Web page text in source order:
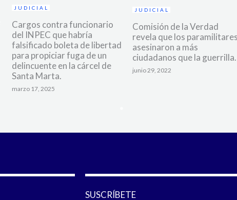
JUDICIAL
Cargos contra funcionario
del INPEC que habría
falsificado boleta de libertad
para propiciar fuga de un
delincuente en la cárcel de
Santa Marta.
marzo 17, 2025
JUDICIAL
Comisión de la Verdad
revela que los
asesinaron a más
ciudadanos que la guerrilla.
junio 29, 2022
SUSCRÍBETE